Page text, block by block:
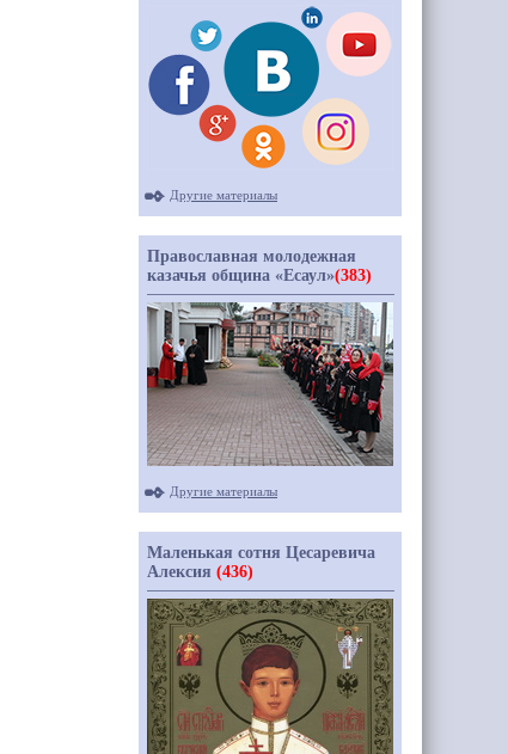
Другие материалы
Православная молодежная
казачья община «Есаул»(383)
Другие материалы
Маленькая сотня Цесаревича
Алексия (436)